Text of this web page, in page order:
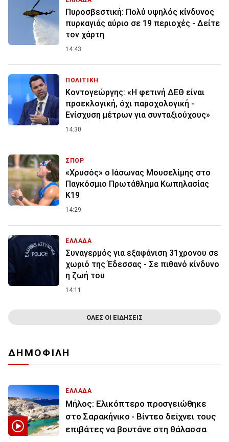
Πυροσβεστική: Πολύ υψηλός κίνδυνος
πυρκαγιάς αύριο σε 19 περιοχές - Δείτε
τον χάρτη
14:43
ΠΟΛΙΤΙΚΗ
Κοντογεώργης: «Η φετινή ΔΕΘ είναι
προεκλογική, όχι παροχολογική -
Ενίσχυση μέτρων για συνταξιούχους»
14:30
ΣΠΟΡ
«Χρυσός» ο Ιάσωνας Μουσελίμης στο
Παγκόσμιο Πρωτάθλημα Κωπηλασίας
Κ19
14:29
ΕΛΛΑΔΑ
Συναγερμός για εξαφάνιση 31χρονου σε
χωριό της Έδεσσας - Σε πιθανό κίνδυνο
η ζωή του
14:11
ΟΛΕΣ ΟΙ ΕΙΔΗΣΕΙΣ
ΔΗΜΟΦΙΛΗ
ΕΛΛΑΔΑ
Μήλος: Ελικόπτερο προσγειώθηκε
στο Σαρακήνικο - Βίντεο δείχνει τους
επιβάτες να βουτάνε στη θάλασσα